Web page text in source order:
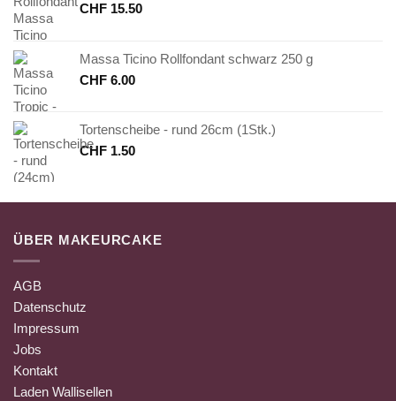
CHF 15.50
Massa Ticino Rollfondant schwarz 250 g
CHF 6.00
Tortenscheibe - rund 26cm (1Stk.)
CHF 1.50
ÜBER MAKEURCAKE
AGB
Datenschutz
Impressum
Jobs
Kontakt
Laden Wallisellen